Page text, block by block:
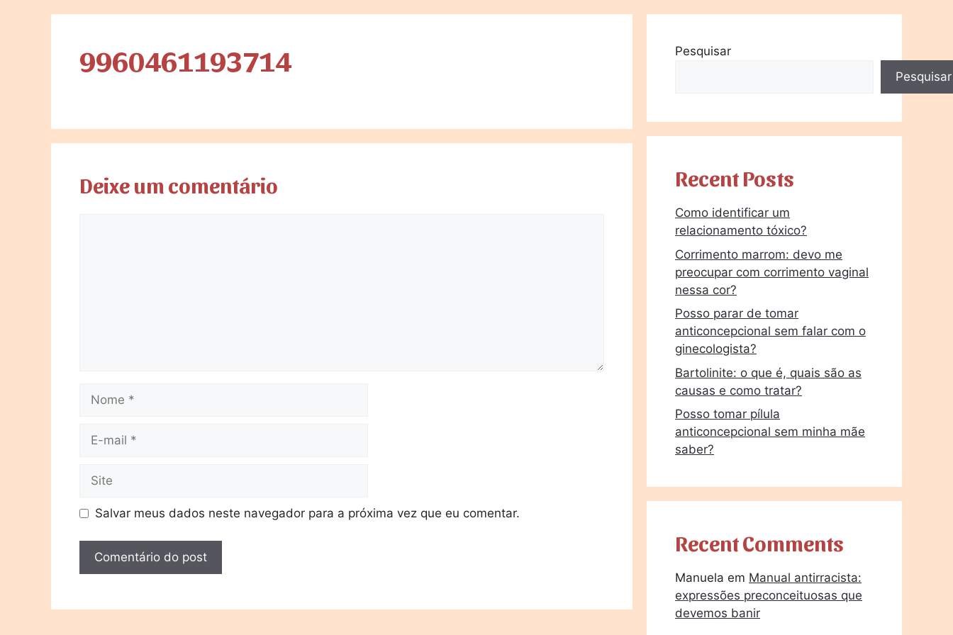
9960461193714
Deixe um comentário
Salvar meus dados neste navegador para a próxima vez que eu comentar.
Pesquisar
Pesquisar
Recent Posts
Como identificar um
relacionamento tóxico?
Corrimento marrom: devo me
preocupar com corrimento vaginal
nessa cor?
Posso parar de tomar
anticoncepcional sem falar com o
ginecologista?
Bartolinite: o que é, quais são as
causas e como tratar?
Posso tomar pílula
anticoncepcional sem minha mãe
saber?
Recent Comments
Manuela em Manual antirracista:
expressões preconceituosas que
devemos banir